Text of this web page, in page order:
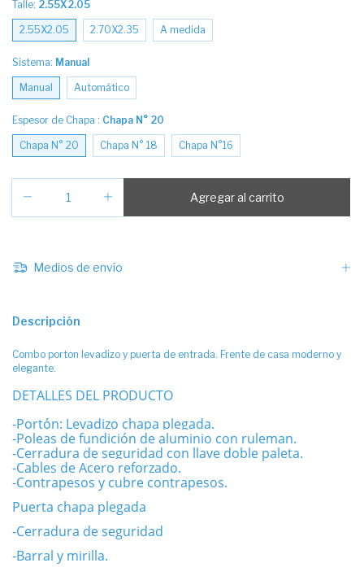
Talle: 2.55X2.05
2.55X2.05 2.70X2.35 A medida
Sistema: Manual
Manual Automático
Espesor de Chapa : Chapa N° 20
Chapa N° 20 Chapa N° 18 Chapa N°16
Medios de envío
Descripción
Combo porton levadizo y puerta de entrada. Frente de casa moderno y
elegante.
DETALLES DEL PRODUCTO
-Portón: Levadizo chapa plegada.
-Poleas de fundición de aluminio con ruleman.
-Cerradura de seguridad con llave doble paleta.
-Cables de Acero reforzado.
-Contrapesos y cubre contrapesos.
Puerta chapa plegada
-Cerradura de seguridad
-Barral y mirilla.